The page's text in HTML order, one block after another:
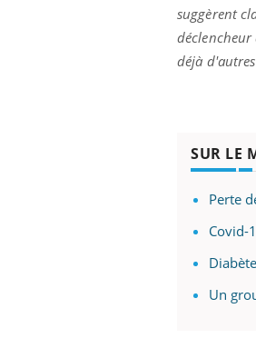
suggèrent
déclencheur
déjà
SUR LE
Perte
Covid-
Un
En 2026, l'insuline
reste entourée d'idées